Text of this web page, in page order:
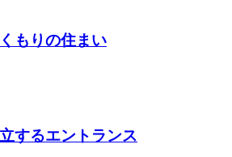
もりの住まい
するエントランス